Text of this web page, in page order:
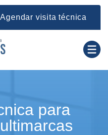
Agendar visita técnica
para